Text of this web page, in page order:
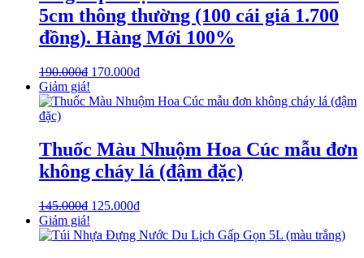
5cm thông thường (100 cái giá 1.700
đồng). Hàng Mới 100%
190.000₫ 170.000₫
Giảm giá!
Thuốc Màu Nhuộm Hoa Cúc mẫu đơn
không cháy lá (đậm đặc)
145.000₫ 125.000₫
Giảm giá!